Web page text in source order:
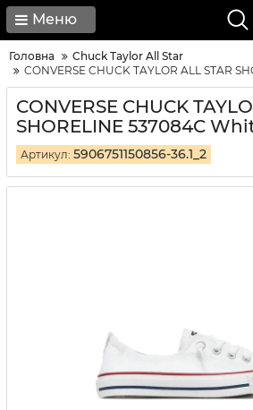
Меню
Головна
Chuck Taylor All Star
CONVERSE CHUCK TAYLOR ALL STAR
CONVERSE CHUCK
SHORELINE 537084C
Артикул: 5906751150856-36.1_2